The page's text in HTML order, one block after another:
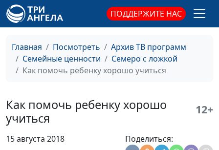
ПОДДЕРЖИТЕ НАС
Главная Посмотреть
Архив ТВ программ
Семейные ценности
Семеро с ложкой
Как помочь ребенку хорошо учиться
Как помочь ребенку хорошо
учиться
12+
15 августа 2018 Поделиться:
Бочкарева, Дарья
Ржанова
Опять домашние
задания
Анна Ронжина, Ольга
Лебедева, Анастасия
Сергеева, Светлана
Быкова, Екатерина
Лаишевцева
Мои личные
семейный психолог,